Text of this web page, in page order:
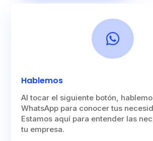

Hablemos
Al tocar el siguiente botón,
WhatsApp para conocer tus
Estamos aquí para entender las
tu empresa.